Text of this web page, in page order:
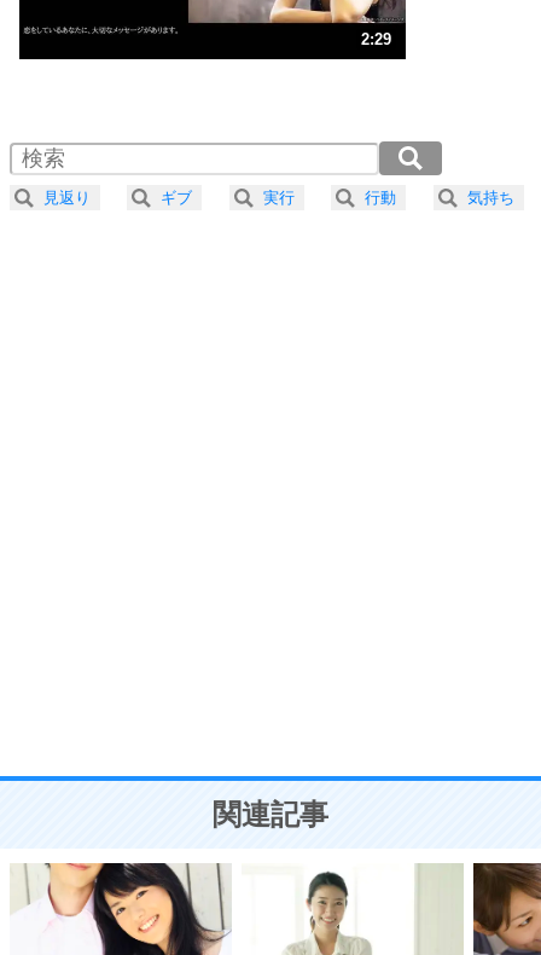
ストレス対策
人生、なんとかなるもの。
気楽に生きる30の方法
4 器の大きい人は、怒りを優しさで表現する。
ことが大切。
2:29
2.0倍速 （292KB 1分14秒）
2.5倍速 （234KB 59秒）
3.0倍速 （195KB 49秒）
見返り ギブ 実行 行動 気持ち
関連記事